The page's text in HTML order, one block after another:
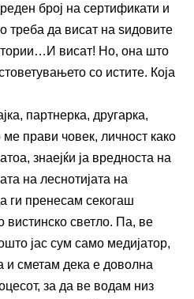
број на сертификати и
треба да висат на ѕидовите
висат! Но, она што
со истите. Која
партнерка, другарка,
прави човек, личност како
знаејќи ја вредноста на
на леснотијата на
ги пренесам секогаш
вистинско светло. Па, ве
јас сум само медијатор,
и сметам дека е доволна
за да ве водам низ